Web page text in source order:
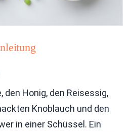
den Honig, den Reisessig,
Knoblauch und den
in einer Schüssel. Ein